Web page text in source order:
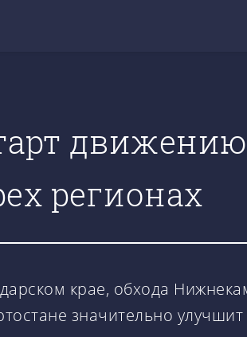
регионах
крае, обхода
значительно